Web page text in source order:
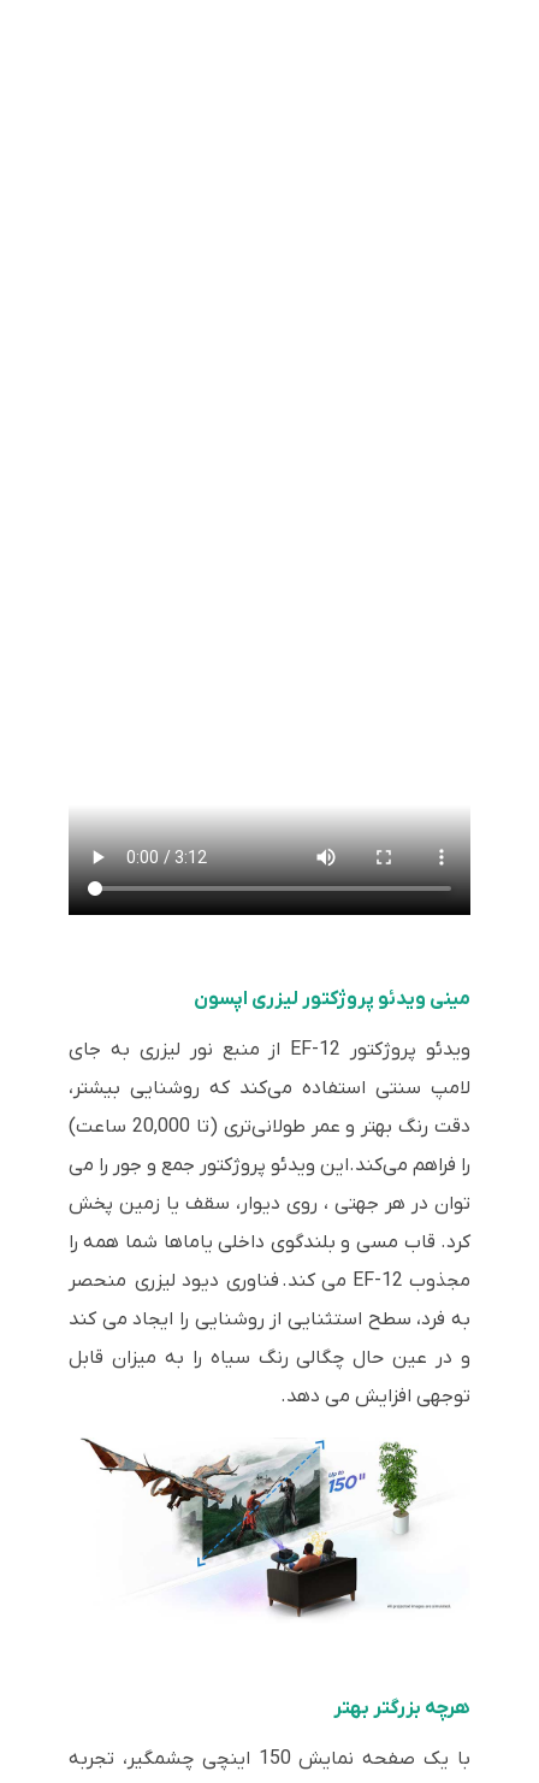
مینی ویدئو پروژکتور لیزری اپسون
ویدئو پروژکتور EF-12 از منبع نور لیزری به جای
لامپ سنتی استفاده می‌کند که روشنایی بیشتر،
دقت رنگ بهتر و عمر طولانی‌تری (تا 20,000 ساعت)
را فراهم می‌کند.این ویدئو پروژکتور جمع و جور را می
توان در هر جهتی ، روی دیوار، سقف یا زمین پخش
کرد. قاب مسی و بلندگوی داخلی یاماها شما همه را
مجذوب EF-12 می کند. فناوری دیود لیزری منحصر
به فرد، سطح استثنایی از روشنایی را ایجاد می کند
و در عین حال چگالی رنگ سیاه را به میزان قابل
توجهی افزایش می دهد.
هرچه بزرگتر بهتر
با یک صفحه نمایش 150 اینچی چشمگیر، تجربه